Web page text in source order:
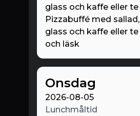
glass och kaffe eller te
Pizzabuffé med sallad,
glass och kaffe eller te
och läsk
Onsdag
2026-08-05
Lunchmåltid